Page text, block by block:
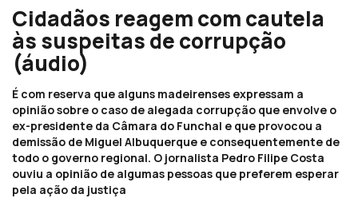
Cidadãos reagem com cautela
às suspeitas de corrupção
(áudio)
É com reserva que alguns madeirenses expressam a
opinião sobre o caso de alegada corrupção que envolve o
ex-presidente da Câmara do Funchal e que provocou a
demissão de Miguel Albuquerque e consequentemente de
todo o governo regional. O jornalista Pedro Filipe Costa
ouviu a opinião de algumas pessoas que preferem esperar
pela ação da justiça